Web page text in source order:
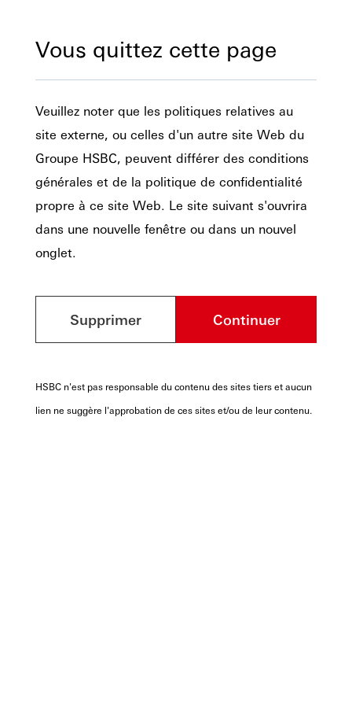
Vous quittez cette page
Veuillez noter que les politiques relatives au
site externe, ou celles d'un autre site Web du
Groupe HSBC, peuvent différer des conditions
générales et de la politique de confidentialité
propre à ce site Web. Le site suivant s'ouvrira
dans une nouvelle fenêtre ou dans un nouvel
onglet.
Supprimer Continuer
HSBC n'est pas responsable du contenu des sites tiers et aucun
lien ne suggère l'approbation de ces sites et/ou de leur contenu.